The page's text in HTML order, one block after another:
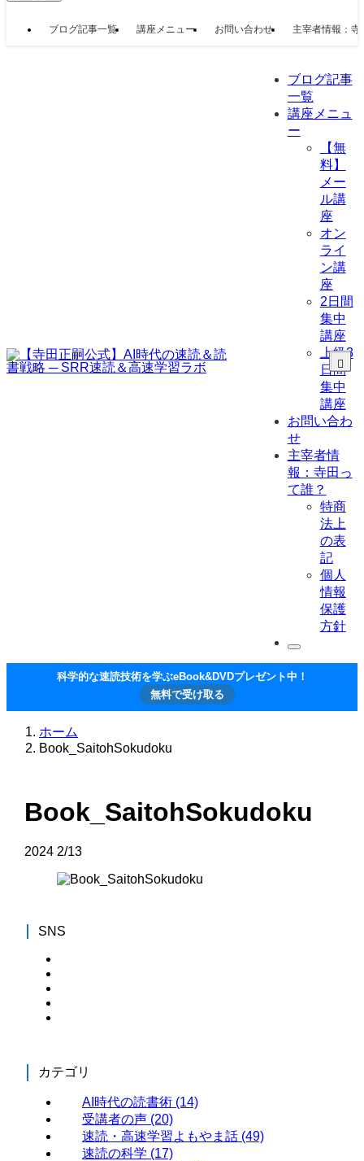
ブログ記事一覧 講座メニュー お問い合わせ 主宰者情報：寺
ブログ記事
一覧
講座メニュ
ー
【無
料】
メー
ル講
座
オン
ライ
ン講
座
2日間
集中
講座
上級3
日間
集中
講座
お問い合わ
せ
主宰者情
報：寺田っ
て誰？
特商
法上
の表
記
個人
情報
保護
方針
科学的な速読技術を学ぶeBook&DVDプレゼント中！
無料で受け取る
ホーム
Book_SaitohSokudoku
Book_SaitohSokudoku
2024 2/13
SNS
カテゴリ
AI時代の読書術 (14)
受講者の声 (20)
速読・高速学習よもやま話 (49)
速読の科学 (17)